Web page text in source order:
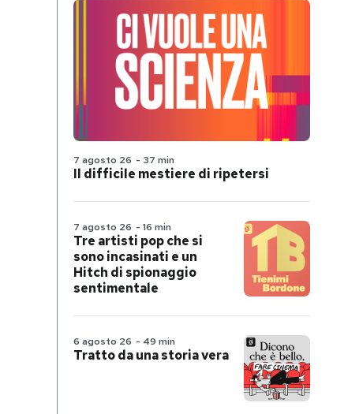
7 agosto 26 - 37 min
Il difficile mestiere di ripetersi
7 agosto 26 - 16 min
Tre artisti pop che si
sono incasinati e un
Hitch di spionaggio
sentimentale
6 agosto 26 - 49 min
Tratto da una storia vera